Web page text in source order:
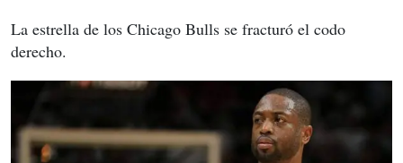
La estrella de los Chicago Bulls se fracturó el codo
derecho.